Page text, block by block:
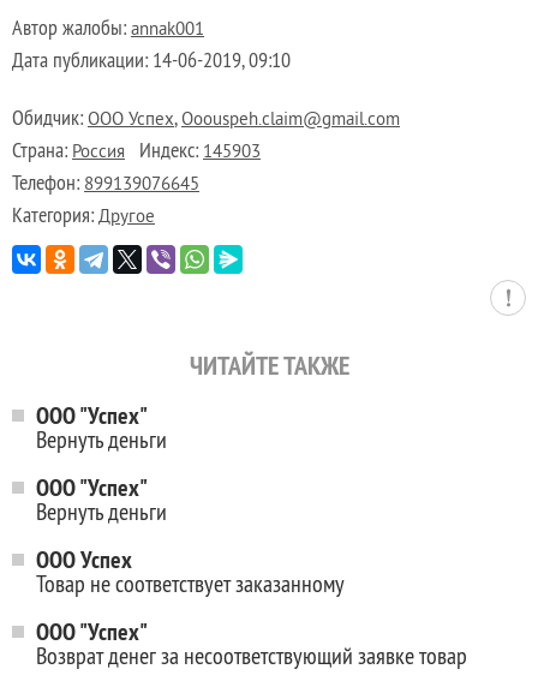
Автор жалобы: annak001
Дата публикации: 14-06-2019, 09:10
Обидчик: ООО Успех,Ooouspeh.claim@gmail.com
Страна: Россия Индекс: 145903
Телефон: 899139076645
Категория: Другое
ЧИТАЙТЕ ТАКЖЕ
ООО "Успех"
Вернуть деньги
ООО "Успех"
Вернуть деньги
ООО Успех
Товар не соответствует заказанному
ООО "Успех"
Возврат денег за несоответствующий заявке товар